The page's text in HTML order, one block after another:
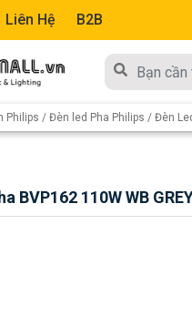
Liên Hệ B2B
Philips / Đèn led Pha Philips / Đèn
BVP162 110W WB